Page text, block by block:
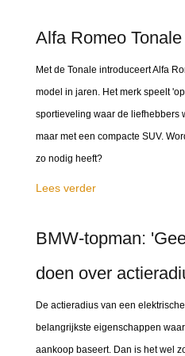
Alfa Romeo
Met de Tonale introduceert Alfa
model in jaren. Het merk speelt
sportieveling waar de liefhebbers
maar met een compacte SUV.
zo nodig heeft?
Lees verder
BMW-topman:
doen over
De actieradius van een
belangrijkste eigenschappen
aankoop baseert. Dan is het wel